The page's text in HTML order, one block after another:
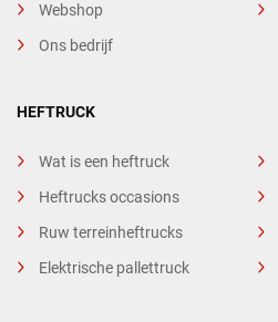
Webshop
Ons bedrijf
HEFTRUCK
Wat is een heftruck
Heftrucks occasions
Ruw terreinheftrucks
Elektrische pallettruck